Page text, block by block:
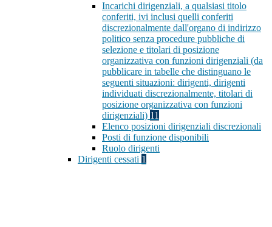
Incarichi dirigenziali, a qualsiasi titolo
conferiti, ivi inclusi quelli conferiti
discrezionalmente dall'organo di indirizzo
politico senza procedure pubbliche di
selezione e titolari di posizione
organizzativa con funzioni dirigenziali (da
pubblicare in tabelle che distinguano le
seguenti situazioni: dirigenti, dirigenti
individuati discrezionalmente, titolari di
posizione organizzativa con funzioni
dirigenziali) 11
Elenco posizioni dirigenziali discrezionali
Posti di funzione disponibili
Ruolo dirigenti
Dirigenti cessati 1